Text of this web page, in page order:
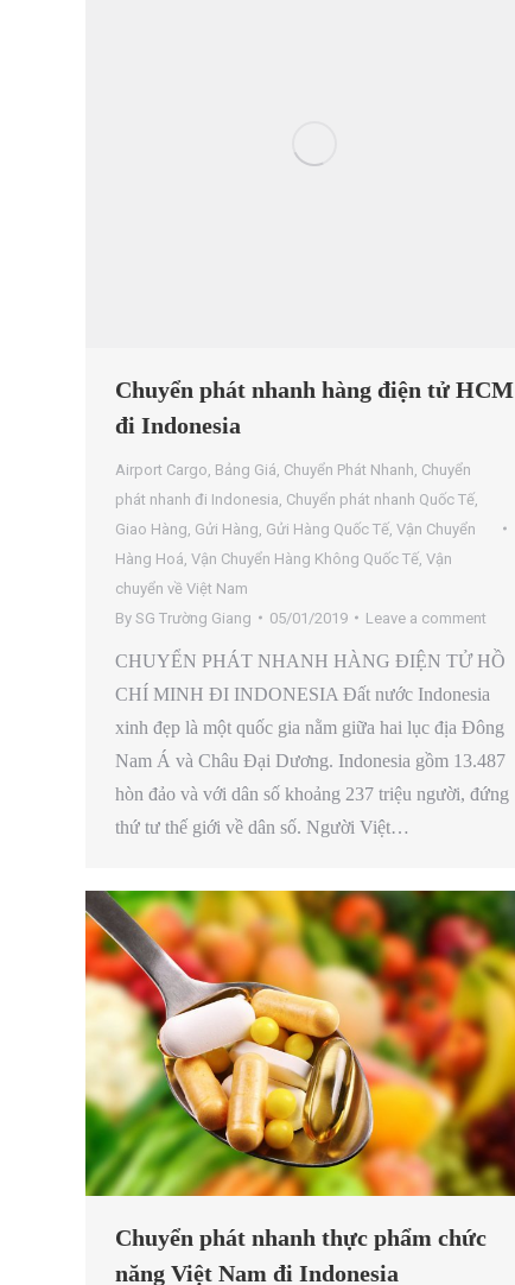
Chuyển phát nhanh hàng điện tử HCM
đi Indonesia
Airport Cargo Bảng Giá Chuyển Phát Nhanh Chuyển
phát nhanh đi Indonesia Chuyển phát nhanh Quốc Tế
Giao Hàng Gửi Hàng Gửi Hàng Quốc Tế Vận Chuyển
Hàng Hoá Vận Chuyển Hàng Không Quốc Tế Vận
chuyển về Việt Nam
By SG Trường Giang 05/01/2019 Leave a comment
CHUYỂN PHÁT NHANH HÀNG ĐIỆN TỬ HỒ
CHÍ MINH ĐI INDONESIA Đất nước Indonesia
xinh đẹp là một quốc gia nằm giữa hai lục địa Đông
Nam Á và Châu Đại Dương. Indonesia gồm 13.487
hòn đảo và với dân số khoảng 237 triệu người, đứng
thứ tư thế giới về dân số. Người Việt…
Chuyển phát nhanh thực phẩm chức
năng Việt Nam đi Indonesia